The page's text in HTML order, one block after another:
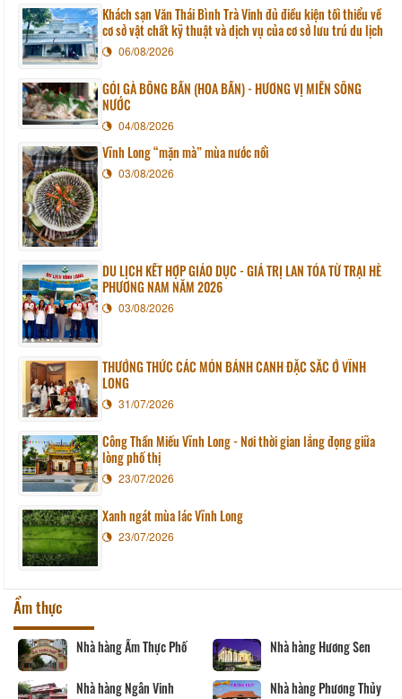
Khách sạn Văn Thái Bình Trà Vinh đủ điều kiện tối thiểu về
cơ sở vật chất kỹ thuật và dịch vụ của cơ sở lưu trú du lịch
06/08/2026
GỎI GÀ BÔNG BẦN (HOA BẦN) - HƯƠNG VỊ MIỀN SÔNG
NƯỚC
04/08/2026
Vĩnh Long “mặn mà” mùa nước nổi
03/08/2026
DU LỊCH KẾT HỢP GIÁO DỤC - GIÁ TRỊ LAN TỎA TỪ TRẠI HÈ
PHƯƠNG NAM NĂM 2026
03/08/2026
THƯỞNG THỨC CÁC MÓN BÁNH CANH ĐẶC SẮC Ở VĨNH
LONG
31/07/2026
Công Thần Miếu Vĩnh Long - Nơi thời gian lắng đọng giữa
lòng phố thị
23/07/2026
Xanh ngát mùa lác Vĩnh Long
23/07/2026
Ẩm thực
Nhà hàng Hương Sen
Nhà hàng Phương Thủy
Tàu nhà hàng Sài Gòn -
Vĩnh Long